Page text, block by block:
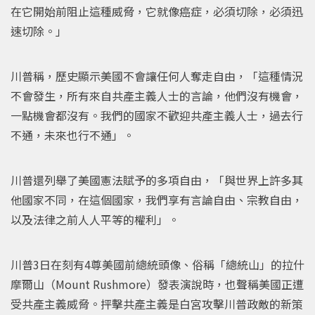
在它開始前阻止這種威脅，它就像癌症，必須切除，必須迅
速切除。」
川普稱，歷史顯示美國不會讓任何人奪走自由，「這種情況
不會發生，所有來自共產主義人士的言論，他們沒有機會，
一點機會都沒有。我們的國家不歡迎共產主義人士，過去行
不通，未來也行不通」。
川普還列舉了美國憲法賦予的多項自由，「與世界上許多其
他國家不同，在這個國家，我們享有言論自由、宗教自由，
以及法律之前人人平等的權利」。
川普3日在刻有4尊美國前總統頭像、俗稱「總統山」的拉什
摩爾山（Mount Rushmore）發表演說時，也聲稱美國正遭
受共產主義威脅。抨擊共產主義是白宮攻擊川普政敵的新策